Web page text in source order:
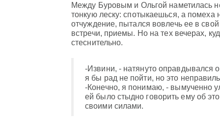
Между Буровым и Ольгой наметилась
тонкую леску: спотыкаешься, а
отчуждение, пытался вовлечь ее в
встречи, приемы. Но на тех вечерах,
стеснительно.
-Извини, - натянуто оправдывался
я бы рад не пойти, но это
-Конечно, я понимаю, - вымученно
ей было стыдно говорить ему об
своими силами.